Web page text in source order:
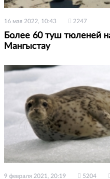
16 мая 2022, 10:43 2247
Более 60 туш тюленей
Мангыстау
9 февраля 2021, 20:19 5204